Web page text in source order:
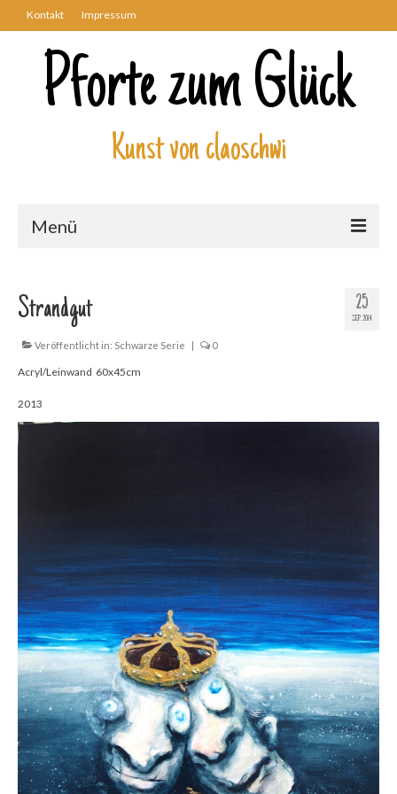
Kontakt Impressum
Pforte zum Glück
Kunst von claoschwi
Menü
Kunstwerke
Biblisch
Gemälde
Märchen
Schwarze Serie
Viecher
Illustrationen
Comic, Figuren & Stories
Kinderbücher
Designs
25
SEP. 2014
Strandgut
Veröffentlicht in: Schwarze Serie | 0
Acryl/Leinwand 60x45cm
2013